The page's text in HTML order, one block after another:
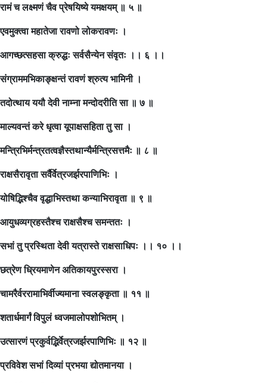
रामं च लक्ष्मणं चैव प्रेषयिष्ये यमक्षयम् ॥ ५ ॥
एवमुक्त्वा महातेजा रावणो लोकरावणः ।
आगच्छत्सहसा क्रुद्धः सर्वसैन्येन संवृतः ।। ६ ।।
संग्राममभिकाङ्क्षन्तं रावणं श्रुत्य भामिनी ।
तदोत्थाय ययौ देवी नाम्ना मन्दोदरीति सा ॥ ७ ॥
माल्यवन्तं करे धृत्वा यूपाक्षसहिता तु सा ।
मन्त्रिभिर्मन्त्रतत्वज्ञैस्तथान्यैर्मन्त्रिसत्तमैः ॥ ८ ॥
राक्षसैरावृता सर्वैर्वेत्रजर्झरपाणिभिः ।
योषिद्भिश्चैव वृद्धाभिस्तथा कन्याभिरावृता ॥ ९ ॥
आयुधव्यग्रहस्तैश्च राक्षसैश्च समन्ततः ।
सभां तु प्रस्थिता देवी यत्रास्ते राक्षसाधिपः ।। १० ।।
छत्रेण ध्रियमाणेन अतिकायपुरस्सरा ।
चामरैर्वररामाभिर्वीज्यमाना स्वलङ्कृता ॥ ११ ॥
शतार्धमार्गं विपुलं ध्वजमालोपशोभितम् ।
उत्सारणं प्रकुर्वद्भिर्वेत्रजर्झरपाणिभिः ॥ १२ ॥
प्रविवेश सभां दिव्यां प्रभया द्योतमानया ।